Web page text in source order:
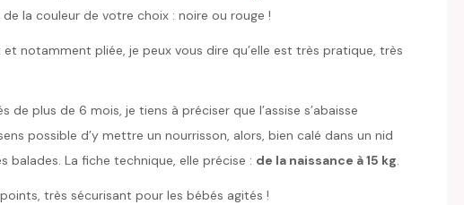
de la couleur de votre choix : noire ou rouge !
et notamment pliée, je peux vous dire qu’elle est très pratique, très
plus de 6 mois, je tiens à préciser que l’assise s’abaisse
possible d’y mettre un nourrisson, alors, bien calé dans un nid
balades. La fiche technique, elle précise : de la naissance à 15 kg.
très sécurisant pour les bébés agités !